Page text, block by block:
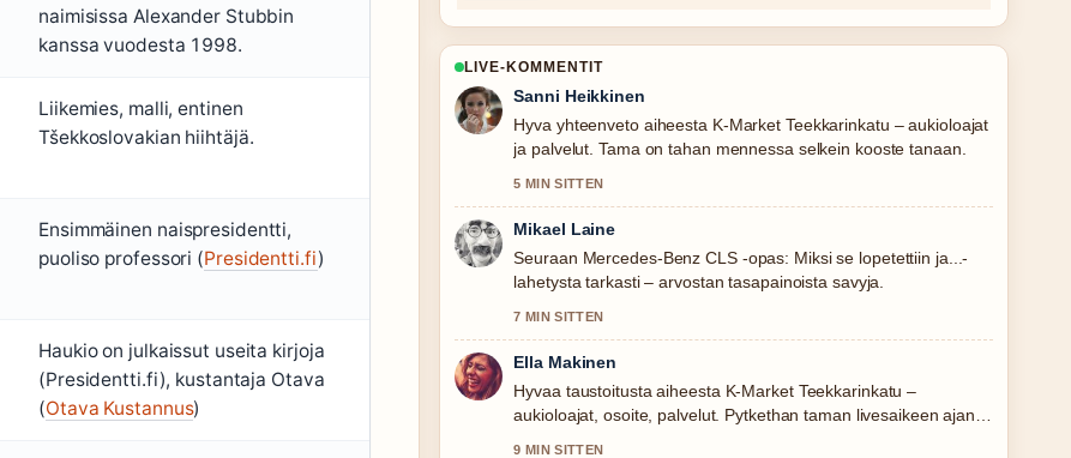
naimisissa Alexander Stubbin
kanssa vuodesta 1998.
Liikemies, malli, entinen
Tšekkoslovakian hiihtäjä.
Ensimmäinen naispresidentti,
puoliso professori (Presidentti.fi)
Haukio on julkaissut useita kirjoja
(Presidentti.fi), kustantaja Otava
(Otava Kustannus)
LIVE-KOMMENTIT
Sanni Heikkinen
Hyva yhteenveto aiheesta K-Market Teekkarinkatu – aukioloajat
ja palvelut. Tama on tahan mennessa selkein kooste tanaan.
5 MIN SITTEN
Mikael Laine
Seuraan Mercedes-Benz CLS -opas: Miksi se lopetettiin ja...-
lahetysta tarkasti – arvostan tasapainoista savyja.
7 MIN SITTEN
Ella Makinen
Hyvaa taustoitusta aiheesta K-Market Teekkarinkatu –
aukioloajat, osoite, palvelut. Pytkethan taman livesaikeen ajan
9 MIN SITTEN